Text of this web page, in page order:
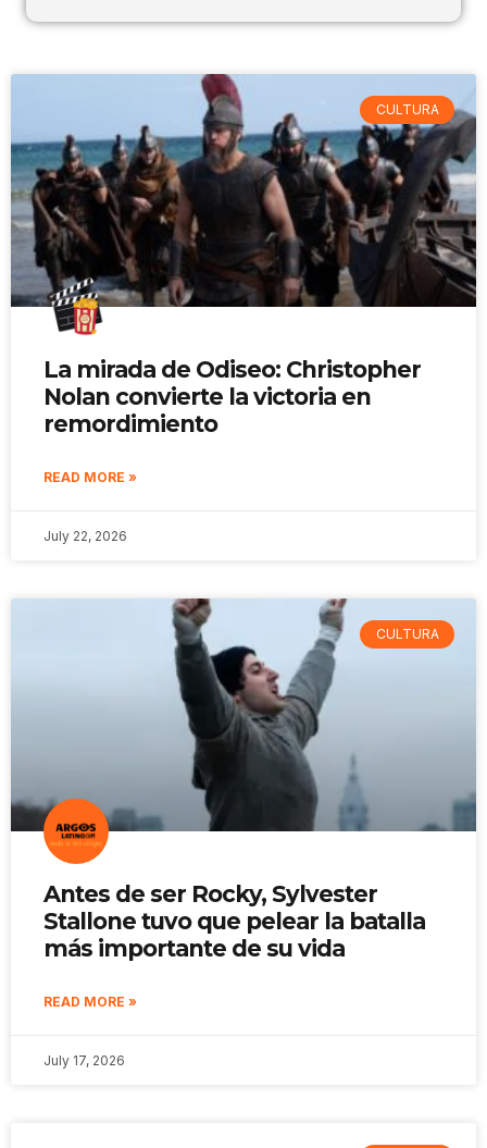
CULTURA
La mirada de Odiseo: Christopher
Nolan convierte la victoria en
remordimiento
READ MORE »
July 22, 2026
CULTURA
Antes de ser Rocky, Sylvester
Stallone tuvo que pelear la batalla
más importante de su vida
READ MORE »
July 17, 2026